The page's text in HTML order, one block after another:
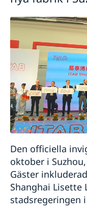
Den officiella
oktober i
Gäster
Shanghai Lisette
stadsregeringen